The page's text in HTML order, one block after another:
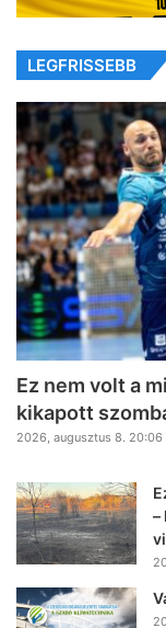
LEGFRISSEBB
Ez nem volt a
kikapott
2026, augusztus 8. 20:06
–